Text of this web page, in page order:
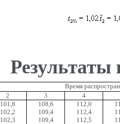
Время
2 3
4
101,8 108,6 112,0
102,2 109,4 112,4
102,3 109,4 112,5